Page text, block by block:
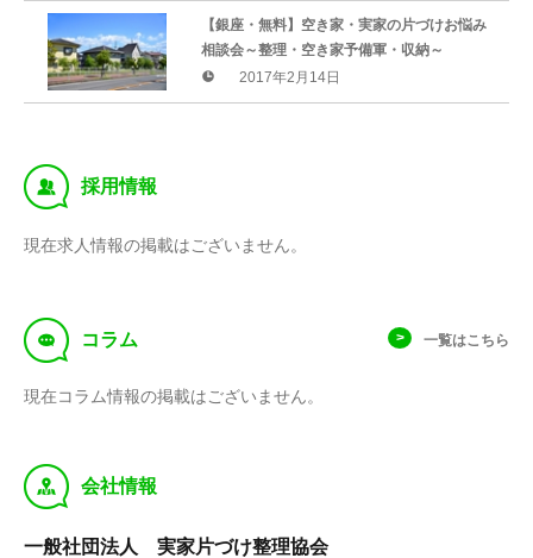
【銀座・無料】空き家・実家の片づけお悩み
相談会～整理・空き家予備軍・収納～
2017年2月14日
‰ 採用情報
現在求人情報の掲載はございません。
f コラム 一覧はこちら
現在コラム情報の掲載はございません。
y 会社情報
一般社団法人 実家片づけ整理協会